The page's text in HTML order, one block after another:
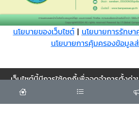
นโยบายของเว็บไซต์| นโยบายการรักษ
นโยบายการคุ้มครองข้อมูล
Cookie
เว็บไซต์นี้มีการใช้คุกกี้เพื่อจดจำการตั้งค่
ประสบการณ์การใช้งานของคุณให้ดี